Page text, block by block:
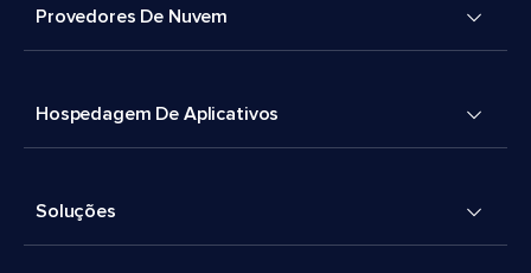
Provedores De Nuvem
Hospedagem De Aplicativos
Soluções